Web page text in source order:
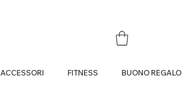
ACCESSORI FITNESS BUONO REGALO